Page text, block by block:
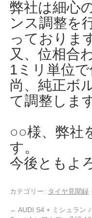
弊社は細心
ンス調整を
っておりま
又、位相合
1ミリ単位
尚、純正ボ
て調整しま
○○様、弊社
す。
今後ともよ
カテゴリー: タイヤ見聞録
← AUDI S4 + ミシュラン